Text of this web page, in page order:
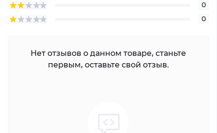
0
0
Нет отзывов о данном товаре, станьте
первым, оставьте свой отзыв.